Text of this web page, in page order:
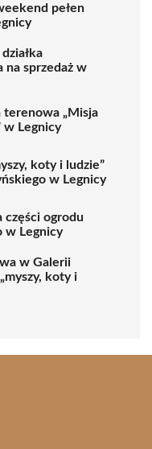
pełen
na sprzedaż w
terenowa „Misja
w Legnicy
koty i ludzie”
w Legnicy
części ogrodu
w Legnicy
w Galerii
koty i